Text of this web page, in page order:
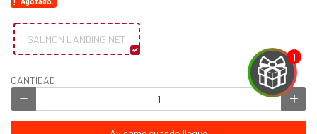
SALMON LANDING NET
CANTIDAD